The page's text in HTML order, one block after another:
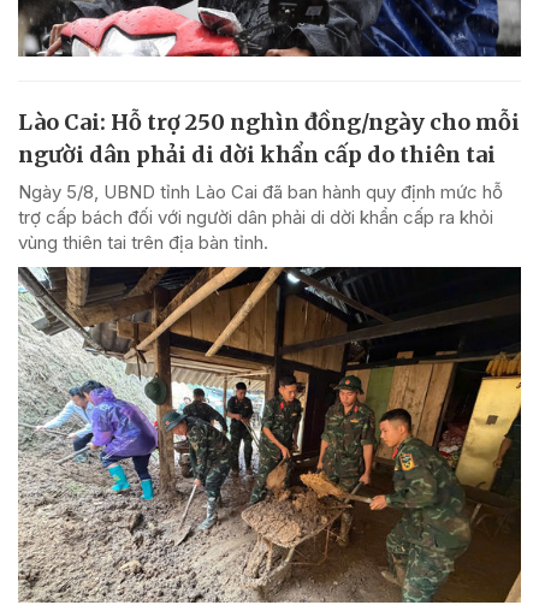
Lào Cai: Hỗ trợ 250 nghìn đồng/ngày cho mỗi
người dân phải di dời khẩn cấp do thiên tai
Ngày 5/8, UBND tỉnh Lào Cai đã ban hành quy định mức hỗ
trợ cấp bách đối với người dân phải di dời khẩn cấp ra khỏi
vùng thiên tai trên địa bàn tỉnh.